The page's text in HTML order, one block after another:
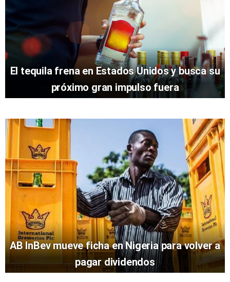
El tequila frena en Estados Unidos y busca su
próximo gran impulso fuera
AB InBev mueve ficha en Nigeria para volver a
pagar dividendos